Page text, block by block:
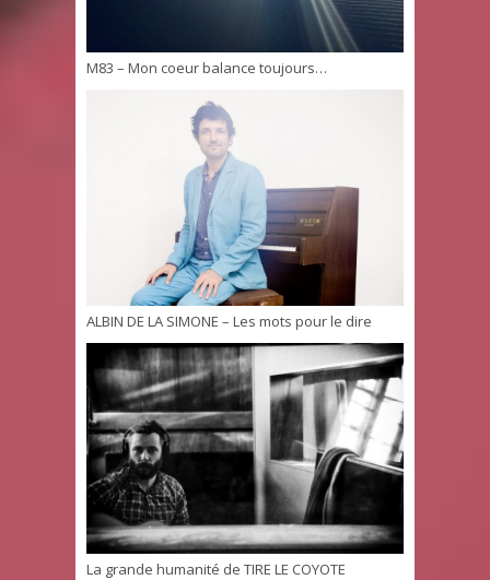
M83 – Mon coeur balance toujours…
ALBIN DE LA SIMONE – Les mots pour le dire
La grande humanité de TIRE LE COYOTE